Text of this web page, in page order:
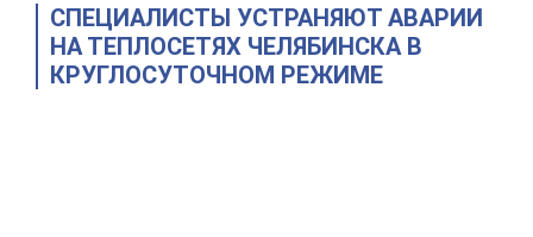
СПЕЦИАЛИСТЫ УСТРАНЯЮТ АВАРИИ
НА ТЕПЛОСЕТЯХ ЧЕЛЯБИНСКА В
КРУГЛОСУТОЧНОМ РЕЖИМЕ